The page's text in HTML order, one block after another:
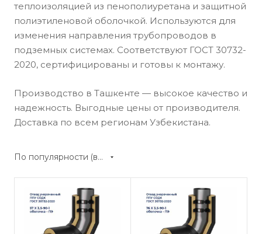
теплоизоляцией из пенополиуретана и защитной
полиэтиленовой оболочкой. Используются для
изменения направления трубопроводов в
подземных системах. Соответствуют ГОСТ 30732-
2020, сертифицированы и готовы к монтажу.
Производство в Ташкенте — высокое качество и
надежность. Выгодные цены от производителя.
Доставка по всем регионам Узбекистана.
По популярности (возрастание)